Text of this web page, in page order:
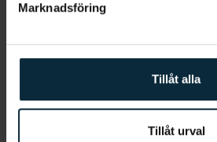
Marknadsföring
Tillåt alla
Tillåt urval
enlighet medAqua Dentals
integritetsmeddelande.